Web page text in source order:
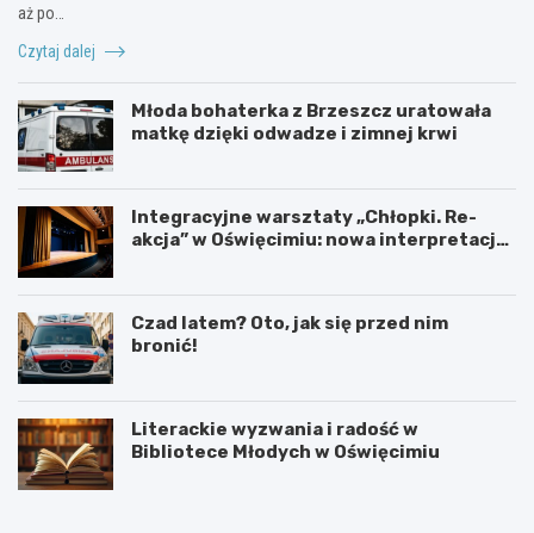
aż po…
Czytaj dalej
Młoda bohaterka z Brzeszcz uratowała
matkę dzięki odwadze i zimnej krwi
Integracyjne warsztaty „Chłopki. Re-
akcja” w Oświęcimiu: nowa interpretacja
Czad latem? Oto, jak się przed nim
bronić!
Literackie wyzwania i radość w
Bibliotece Młodych w Oświęcimiu
U
6